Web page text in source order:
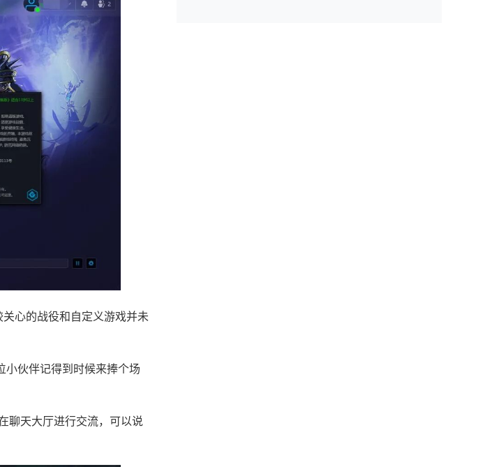
心的战役和自定义游戏并未
小伙伴记得到时候来捧个场
聊天大厅进行交流，可以说